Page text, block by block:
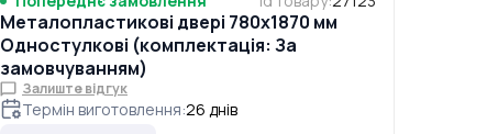
Металопластикові двері 780x1870 мм
Одностулкові (комплектація: За
замовчуванням)
Залиште відгук
Термін виготовлення:26 днів